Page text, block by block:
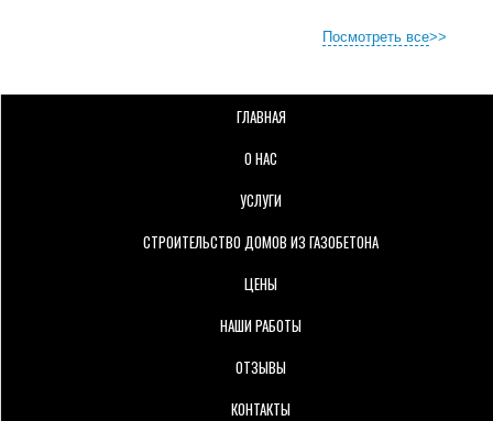
Посмотреть все>>
ГЛАВНАЯ
О НАС
УСЛУГИ
СТРОИТЕЛЬСТВО ДОМОВ ИЗ ГАЗОБЕТОНА
ЦЕНЫ
НАШИ РАБОТЫ
ОТЗЫВЫ
КОНТАКТЫ